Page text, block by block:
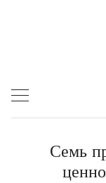
Семь